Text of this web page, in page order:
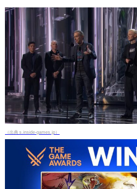
（出典 s.inside-games.jp）